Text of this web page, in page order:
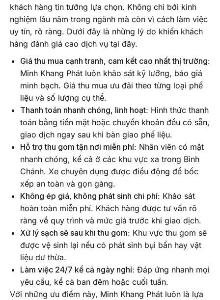
khách hàng tin tưởng lựa chọn. Không chỉ bởi kinh
nghiệm lâu năm trong ngành mà còn vì cách làm việc
uy tín, rõ ràng. Dưới đây là những lý do khiến khách
hàng đánh giá cao dịch vụ tại đây.
Giá thu mua cạnh tranh, cam kết cao nhất thị trường:
Minh Khang Phát luôn khảo sát kỹ lưỡng, báo giá
minh bạch. Giá thu mua ưu đãi theo từng loại phế
liệu và số lượng cụ thể.
Thanh toán nhanh chóng, linh hoạt: Hình thức thanh
toán bằng tiền mặt hoặc chuyển khoản đều có sẵn,
giao dịch ngay sau khi bàn giao phế liệu.
Hỗ trợ thu gom tận nơi miễn phí: Nhân viên có mặt
nhanh chóng, kể cả ở các khu vực xa trong Bình
Chánh. Xe chuyên dụng được điều động để bốc
xếp an toàn và gọn gàng.
Không ép giá, không phát sinh chi phí: Khảo sát
hoàn toàn miễn phí. Khách hàng được tư vấn rõ
ràng về quy trình và mức giá trước khi giao dịch.
Xử lý sạch sẽ sau khi thu gom: Khu vực thu gom sẽ
được vệ sinh lại nếu có phát sinh bụi bẩn hay vật
liệu dư thừa.
Làm việc 24/7 kể cả ngày nghỉ: Đáp ứng nhanh mọi
yêu cầu, kể cả ban đêm hoặc cuối tuần.
Với những ưu điểm này, Minh Khang Phát luôn là lựa